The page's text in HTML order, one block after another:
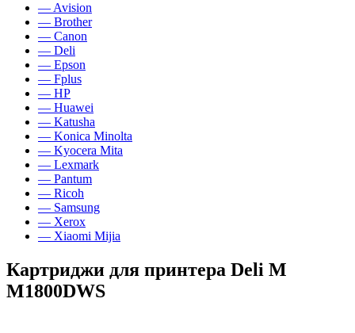
— Avision
— Brother
— Canon
— Deli
— Epson
— Fplus
— HP
— Huawei
— Katusha
— Konica Minolta
— Kyocera Mita
— Lexmark
— Pantum
— Ricoh
— Samsung
— Xerox
— Xiaomi Mijia
Картриджи для принтера Deli M
M1800DWS